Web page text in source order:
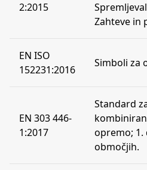
2:2015
Zahteve in
EN ISO
152231:2016
Simboli za
EN 303 446-
1:2017
Standard
opremo; 1.
območjih.